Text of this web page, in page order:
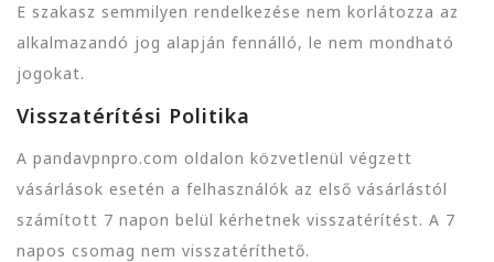
E szakasz semmilyen rendelkezése nem korlátozza az
alkalmazandó jog alapján fennálló, le nem mondható
jogokat.
Visszatérítési Politika
A pandavpnpro.com oldalon közvetlenül végzett
vásárlások esetén a felhasználók az első vásárlástól
számított 7 napon belül kérhetnek visszatérítést. A 7
napos csomag nem visszatéríthető.